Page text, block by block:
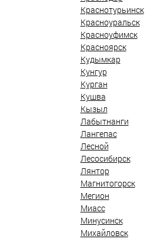
Краснотурьинск
Красноуральск
Красноуфимск
Красноярск
Кудымкар
Кунгур
Курган
Кушва
Кызыл
Лабытнанги
Лангепас
Лесной
Лесосибирск
Лянтор
Магнитогорск
Мегион
Миасс
Минусинск
Михайловск